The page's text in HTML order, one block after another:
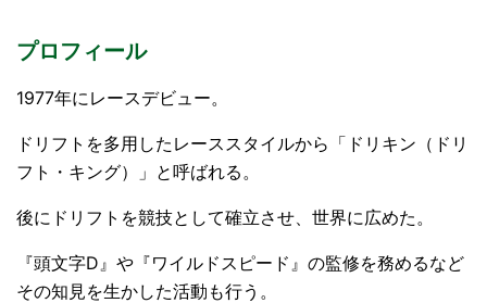
プロフィール
1977年にレースデビュー。
ドリフトを多用したレーススタイルから「ドリキン（ドリ
フト・キング）」と呼ばれる。
後にドリフトを競技として確立させ、世界に広めた。
『頭文字D』や『ワイルドスピード』の監修を務めるなど
その知見を生かした活動も行う。